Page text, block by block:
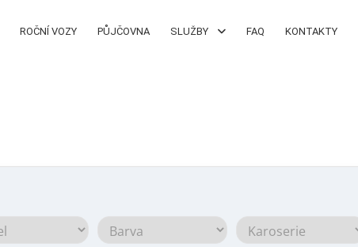
ROČNÍ VOZY PŮJČOVNA SLUŽBY FAQ KONTAKTY